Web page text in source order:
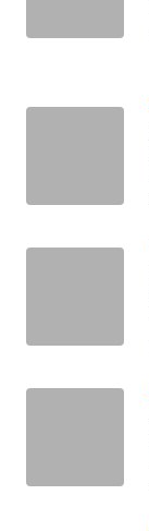
NUSANTARA
WN
BALI
WN